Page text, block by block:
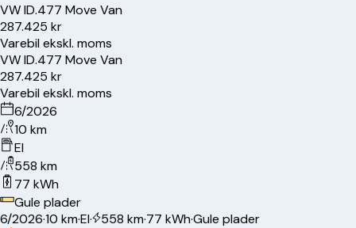
VWID.477 Move Van
287.425 kr
Varebil ekskl. moms
VWID.477 Move Van
287.425 kr
Varebil ekskl. moms
6/2026
10 km
El
558 km
77 kWh
Gule plader
6/2026·10 km·El· 558 km·77 kWh·Gule plader